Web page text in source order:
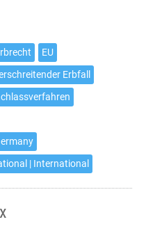
EU
Erbfall
| International